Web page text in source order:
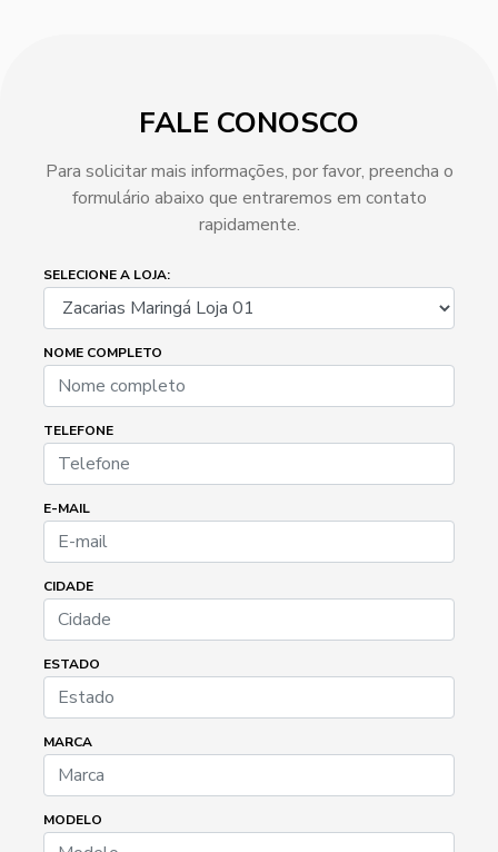
FALE CONOSCO
Para solicitar mais informações, por favor, preencha o
formulário abaixo que entraremos em contato
rapidamente.
SELECIONE A LOJA:
NOME COMPLETO
TELEFONE
E-MAIL
CIDADE
ESTADO
MARCA
MODELO